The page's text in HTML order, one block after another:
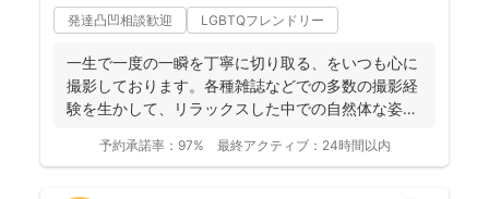
発達凸凹相談歓迎 LGBTQフレンドリー
一生で一度の一瞬を丁寧に切り取る、をいつも心に
撮影しております。各種雑誌などでの多数の撮影経
験を生かして、リラックスした中での自然体な姿の
予約承諾率： 97% 最終アクティブ： 24時間以内